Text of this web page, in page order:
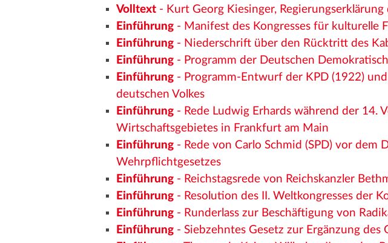
Volltext - Kurt Georg Kiesinger,
Einführung - Manifest des Kongresses für kulturelle
Einführung - Niederschrift über den Rücktritt des
Einführung - Programm der Deutschen
Einführung - Programm-Entwurf der KPD (1922)
deutschen Volkes
Einführung - Rede Ludwig Erhards während der 14.
Wirtschaftsgebietes in Frankfurt am Main
Einführung - Rede von Carlo Schmid (SPD) vor dem
Wehrpflichtgesetzes
Einführung - Reichstagsrede von Reichskanzler
Einführung - Resolution des II. Weltkongresses der
Einführung - Runderlass zur Beschäftigung von
Einführung - Siebzehntes Gesetz zur Ergänzung des